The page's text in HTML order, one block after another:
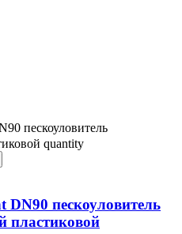
пескоуловитель
quantity
пескоуловитель
пластиковой